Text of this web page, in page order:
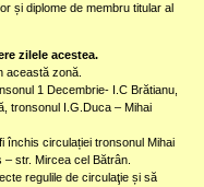
și diplome de membru titular al
zilele acestea.
această zonă.
1 Decembrie- I.C Brătianu,
tronsonul I.G.Duca – Mihai
închis circulației tronsonul Mihai
str. Mircea cel Bătrân.
regulile de circulaţie și să